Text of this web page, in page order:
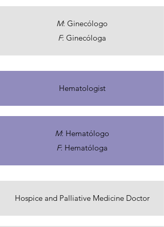
M: Ginecólogo
F: Ginecóloga
Hematologist
M: Hematólogo
F: Hematóloga
Hospice and Palliative Medicine Doctor